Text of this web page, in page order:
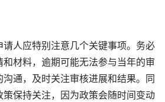
人应特别注意几个关键事项。务必
材料，逾期可能无法参与当年的审
通，及时关注审核进展和结果。同
保持关注，因为政策会随时间变动